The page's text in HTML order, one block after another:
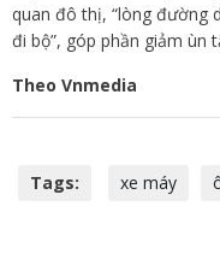
quan đô thị, “lòng đường
đi bộ”, góp phần giảm ùn
Theo Vnmedia
Tags: xe máy